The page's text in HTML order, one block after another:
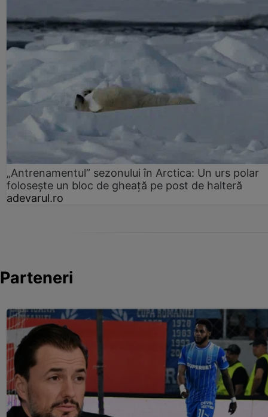
„Antrenamentul” sezonului în Arctica: Un urs polar
folosește un bloc de gheață pe post de halteră
adevarul.ro
Parteneri